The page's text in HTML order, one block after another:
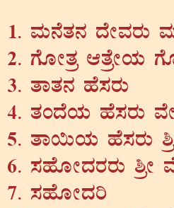
ªÀÄ£ÉvÀ£À zÉÃªÀgÀÄ
UÉÆÃvÀæ DvÉæÃAiÀÄ
vÁvÀ£À ºÉ¸ÀgÀÄ
vÀAzÉAiÀÄ ºÉ¸ÀgÀÄ
vÁ¬ÄAiÀÄ ºÉ¸ÀgÀÄ
¸ÀºÉÆÃzÀgÀgÀÄ ²æÃ
¸ÀºÉÆÃzÀj